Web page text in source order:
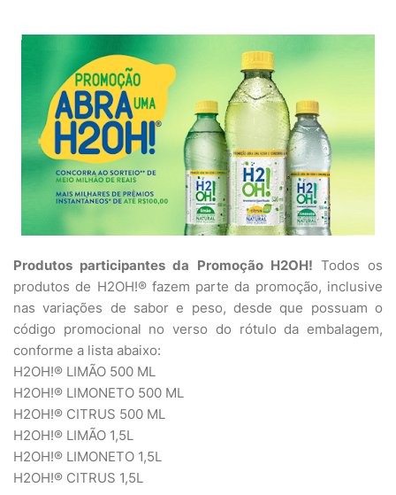
Produtos participantes da Promoção H2OH! Todos os
produtos de H2OH!® fazem parte da promoção, inclusive
nas variações de sabor e peso, desde que possuam o
código promocional no verso do rótulo da embalagem,
conforme a lista abaixo:
H2OH!® LIMÃO 500 ML
H2OH!® LIMONETO 500 ML
H2OH!® CITRUS 500 ML
H2OH!® LIMÃO 1,5L
H2OH!® LIMONETO 1,5L
H2OH!® CITRUS 1,5L